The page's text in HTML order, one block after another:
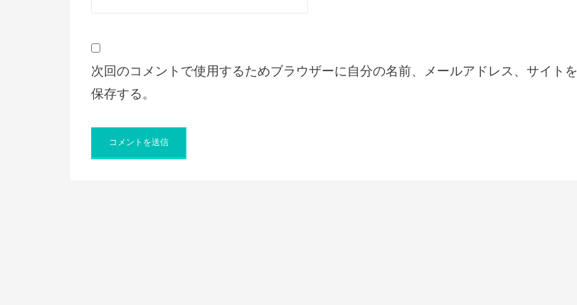
次回のコメントで使用するためブラウザーに自分の名前、メールアドレス、サイトを
保存する。